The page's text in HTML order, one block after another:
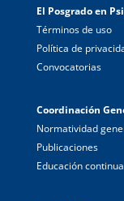
El Posgrado en
Términos de uso
Política de
Convocatorias
Coordinación
Normatividad
Publicaciones
Educación continua